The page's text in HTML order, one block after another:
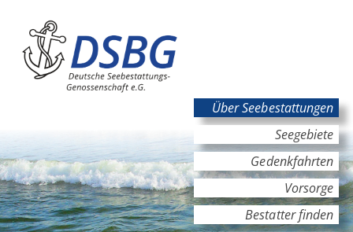
Hauptinhalt
Hauptnavigation
Über Seebestattungen
Seegebiete
Gedenkfahrten
Vorsorge
Bestatter finden